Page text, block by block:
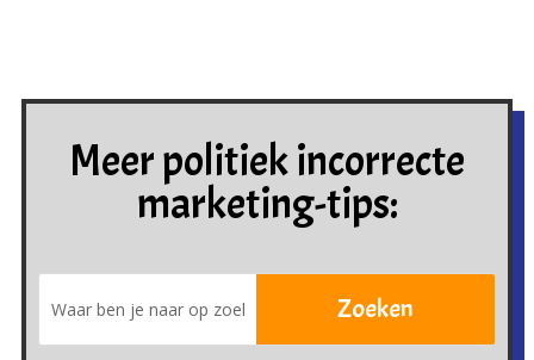
Meer politiek incorrecte
marketing-tips: